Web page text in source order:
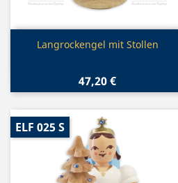
Vorschau
Langrockengel mit Stollen
47,20 €
ELF 025 S